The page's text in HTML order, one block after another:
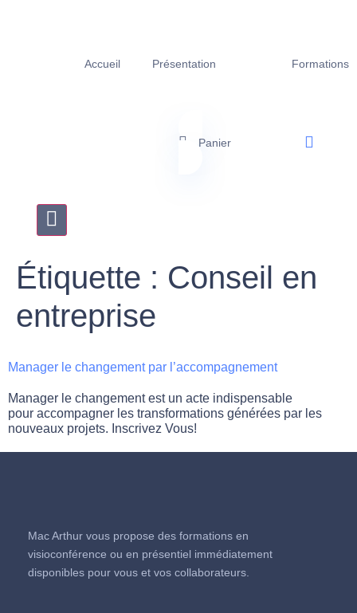
Accueil Présentation Formations
Hamburger Toggle Menu
Panier
Étiquette : Conseil en
entreprise
Manager le changement par l’accompagnement
Manager le changement est un acte indispensable
pour accompagner les transformations générées par les
nouveaux projets. Inscrivez Vous!
Mac Arthur vous propose des formations en
visioconférence ou en présentiel immédiatement
disponibles pour vous et vos collaborateurs.